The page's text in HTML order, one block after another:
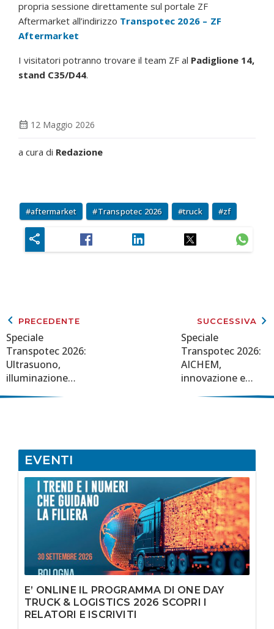
propria sessione direttamente sul portale ZF
Aftermarket all’indirizzo Transpotec 2026 – ZF
Aftermarket
I visitatori potranno trovare il team ZF al Padiglione 14,
stand C35/D44.
calendar_month 12 Maggio 2026
a cura di Redazione
aftermarket Transpotec 2026 truck zf
keyboard_arrow_left PRECEDENTE
Speciale
Transpotec 2026:
Ultrasuono,
illuminazione
SUCCESSIVA keyboard_arrow_right
Speciale
Transpotec 2026:
AICHEM,
innovazione e
EVENTI
E’ ONLINE IL PROGRAMMA DI ONE DAY
TRUCK & LOGISTICS 2026 SCOPRI I
RELATORI E ISCRIVITI